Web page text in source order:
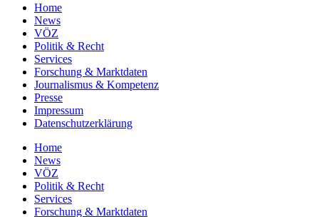
Home
News
VÖZ
Politik & Recht
Services
Forschung & Marktdaten
Journalismus & Kompetenz
Presse
Impressum
Datenschutzerklärung
Home
News
VÖZ
Politik & Recht
Services
Forschung & Marktdaten